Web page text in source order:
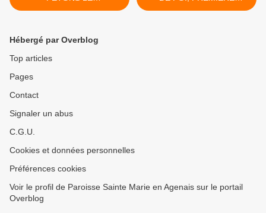
BIENHEUREUX MARIE-
COMMUNION,
Hébergé par Overblog
Top articles
Pages
Contact
Signaler un abus
C.G.U.
Cookies et données personnelles
Préférences cookies
Voir le profil de Paroisse Sainte Marie en Agenais sur le portail
Overblog